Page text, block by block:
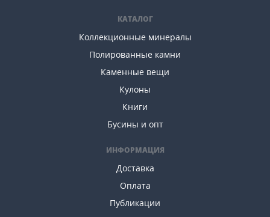
КАТАЛОГ
Коллекционные минералы
Полированные камни
Каменные вещи
Кулоны
Книги
Бусины и опт
ИНФОРМАЦИЯ
Доставка
Оплата
Публикации